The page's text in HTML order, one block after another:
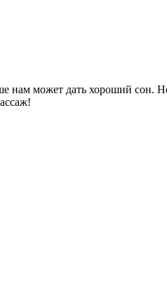
нам может дать хороший сон.